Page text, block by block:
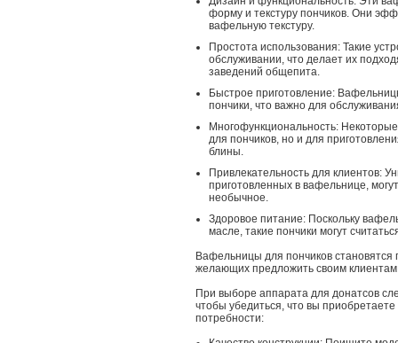
форму и текстуру пончиков. Они
вафельную текстуру.
Простота использования: Такие
обслуживании, что делает их
заведений общепита.
Быстрое приготовление:
пончики, что важно для
Многофункциональность:
для пончиков, но и для
блины.
Привлекательность для клиентов:
приготовленных в вафельнице,
необычное.
Здоровое питание: Поскольку
масле, такие пончики могут
Вафельницы для пончиков
желающих предложить своим клиентам
При выборе аппарата для донатсов
чтобы убедиться, что вы
потребности: